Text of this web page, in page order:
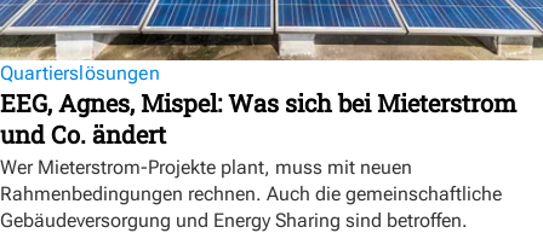
Quartierslösungen
EEG, Agnes, Mispel: Was sich bei Mieterstrom
und Co. ändert
Wer Mieterstrom-Projekte plant, muss mit neuen
Rahmenbedingungen rechnen. Auch die gemeinschaftliche
Gebäudeversorgung und Energy Sharing sind betroffen.